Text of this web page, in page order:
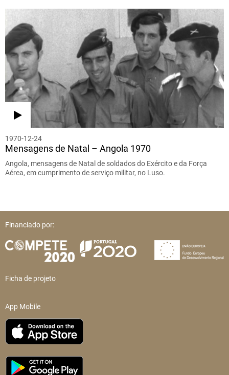
1970-12-24
Mensagens de Natal – Angola 1970
Angola, mensagens de Natal de soldados do Exército e da Força
Aérea, em cumprimento de serviço militar, no Luso.
Financiado por:
Ficha de projeto
App Mobile